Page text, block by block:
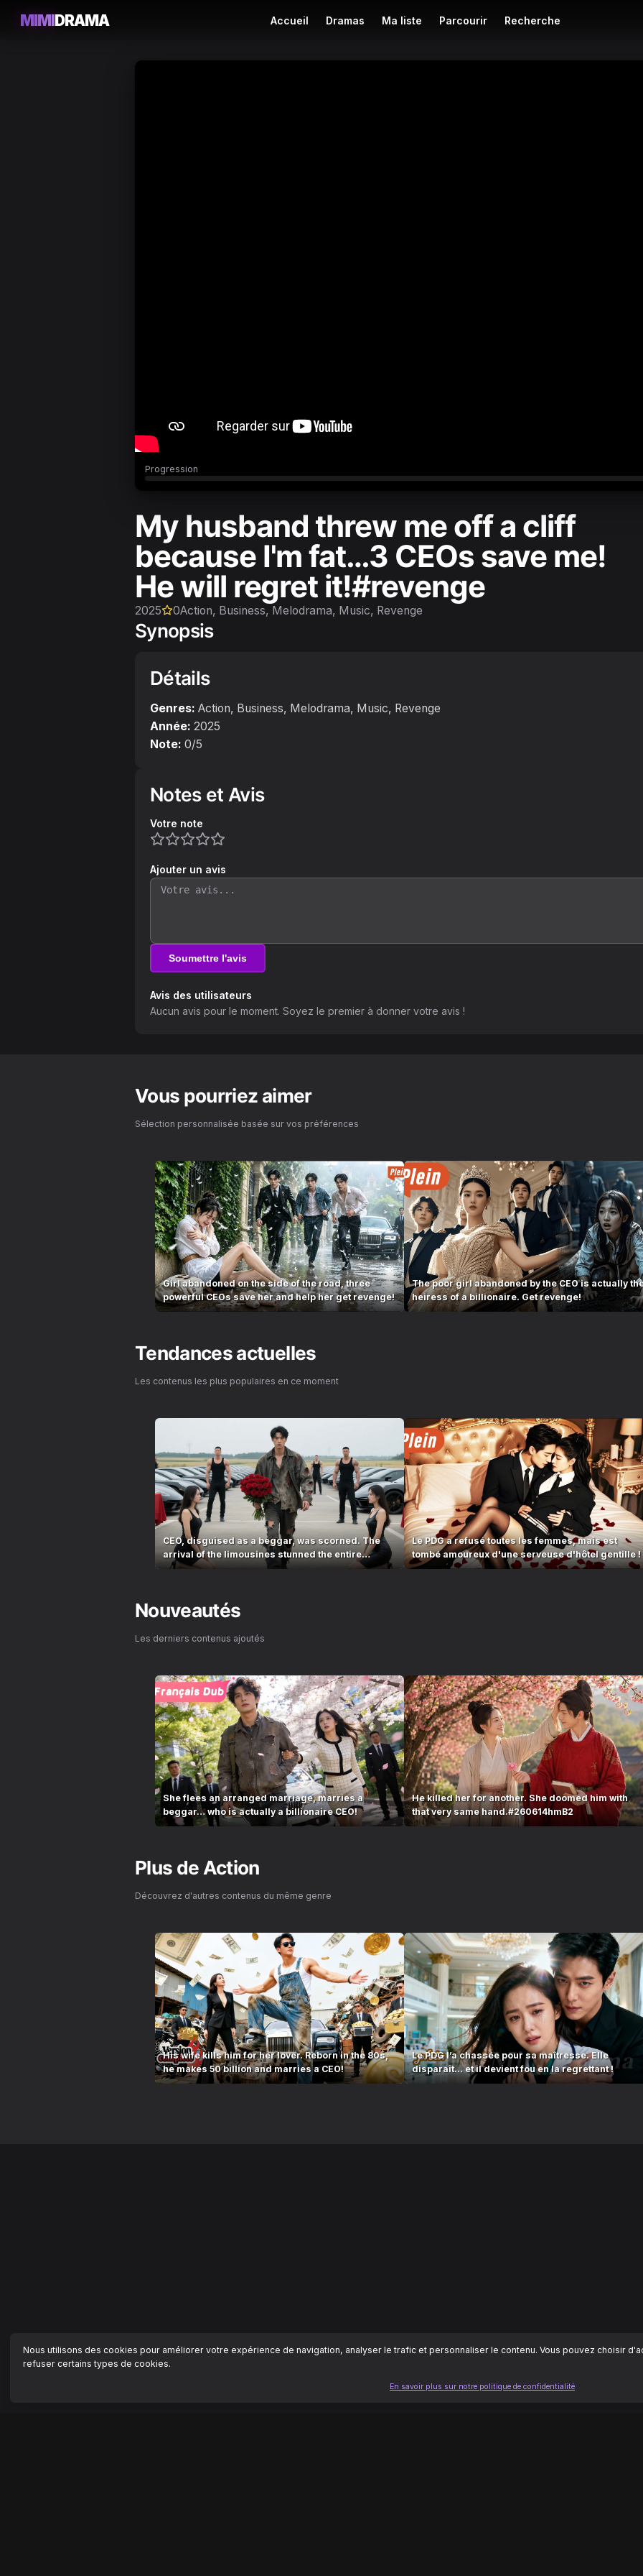
MIMIDRAMA Accueil Dramas Ma liste Parcourir Recherche
Progression
My husband threw me off a cliff
because I'm fat…3 CEOs save me!
He will regret it!#revenge
2025 0Action, Business, Melodrama, Music, Revenge
Synopsis
Détails
Genres: Action, Business, Melodrama, Music, Revenge
Année: 2025
Note: 0/5
Notes et Avis
Votre note
Ajouter un avis
Soumettre l'avis
Avis des utilisateurs
Aucun avis pour le moment. Soyez le premier à donner votre avis !
Vous pourriez aimer
Sélection personnalisée basée sur vos préférences
Girl abandoned on the side of the road, three
powerful CEOs save her and help her get revenge!
The poor girl abandoned by the CEO is actually
heiress of a billionaire. Get revenge!
Tendances actuelles
Les contenus les plus populaires en ce moment
CEO, disguised as a beggar, was scorned. The
arrival of the limousines stunned the entire
village!
Le PDG a refusé toutes les femmes, mais est
tombé amoureux d'une serveuse d'hôtel gentille !
Nouveautés
Les derniers contenus ajoutés
She flees an arranged marriage, marries a
beggar… who is actually a billionaire CEO!
He killed her for another. She doomed him with
that very same hand.#260614hmB2
Plus de Action
Découvrez d'autres contenus du même genre
His wife kills him for her lover. Reborn in the 80s,
he makes 50 billion and marries a CEO!
Le PDG l’a chassée pour sa maîtresse. Elle
disparaît… et il devient fou en la regrettant !
Nous utilisons des cookies pour améliorer votre expérience de navigation, analyser le trafic et personnaliser le contenu. Vous pouvez choisir
refuser certains types de cookies.
En savoir plus sur notre politique de confidentialité